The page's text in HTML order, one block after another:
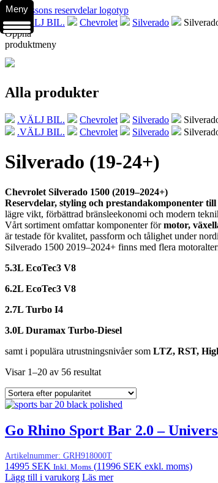
.VÄLJ BIL. Chevrolet Silverado
Öppna
produktmeny
Alla produkter
.VÄLJ BIL. Chevrolet Silverado
.VÄLJ BIL.
Chevrolet Silverado
Silverado (19-24+)
Chevrolet Silverado 1500 (2019–2024+)
Reservdelar, styling och prestandakomponenter
lägre vikt, förbättrad bränsleekonomi och modern
Vårt sortiment omfattar komponenter förmotor,
är testade för kvalitet, passform och tålighet under
Silverado 1500 2019–2024+ finns med flera
5.3L EcoTec3 V8
6.2L EcoTec3 V8
2.7L Turbo I4
3.0L Duramax Turbo-Diesel
samt i populära utrustningsnivåer som LTZ, RST,
Visar 1–20 av 56 resultat
Go Rhino Sport Bar 2.0 –
Artikelnummer: GRH918000T
14995 SEK Inkl. Moms (11996 SEK exkl. moms)
Lägg till i varukorg Läs mer
Meny